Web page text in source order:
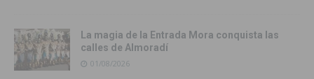
La magia de la Entrada Mora conquista las
calles de Almoradí
01/08/2026